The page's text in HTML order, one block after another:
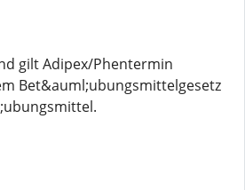
gilt Adipex/Phentermin
Bet&auml;ubungsmittelgesetz